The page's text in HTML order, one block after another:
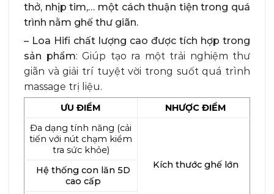
thở, nhịp tim,… một cách thuận tiện trong quá
trình nằm ghế thư giãn.
– Loa Hifi chất lượng cao được tích hợp trong
sản phẩm: Giúp tạo ra một trải nghiệm thư
giãn và giải trí tuyệt vời trong suốt quá trình
massage trị liệu.
ƯU ĐIỂM
NHƯỢC ĐIỂM
Đa dạng tính năng (cải
tiến với nút chạm kiểm
tra sức khỏe)
Kích thước ghế lớn
Hệ thống con lăn 5D
cao cấp